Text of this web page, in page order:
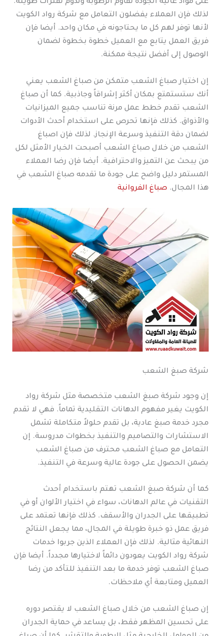
على مواد عالية الجودة تقاوم الرطوبة وتدوم لفترات طويلة.
لذلك فإن العملاء يفضلون التعامل مع شركة رواد الكويت
لأنها توفر لهم كل ما يحتاجونه في مكان واحد. أيضا فإن
فريق العمل يتابع مع العميل خطوة بخطوة لضمان
الوصول إلى أفضل نتيجة ممكنة.
إن اختيار صباغ الشعب متمكن من صباغ الشعب يعني
أنك ستستمتع بمكان أكثر إشراقاً وجاذبية. كما أن صباغ
الشعب تقدم خطط عمل مرنة تناسب جميع الميزانيات
والأذواق. كذلك فإنها تحرص على استخدام أحدث الأدوات
لضمان دقة التنفيذ وسرعة الإنجاز. لذلك فإن اصباغ
الشعب من خلال صباغ الشعب أصبحت الخيار الأمثل لكل
من يبحث عن التميز والاحترافية. أيضا فإن رضا العملاء
المستمر دليل واضح على جودة ما تقدمه صباغ الشعب في
هذا المجال. صباغ الفروانية
شركة صبغ الشعب
إن وجود شركة صبغ الشعب متخصصة مثل شركة رواد
الكويت يغير مفهوم الدهانات التقليدية تماماً. فهي لا تقدم
مجرد خدمة صبغ عادية، بل تقدم حلولاً متكاملة تشمل
الاستشارات والتصاميم والتنفيذ بخطوات مدروسة. إن
التعامل مع صباغ الشعب محترف من صباغ الشعب
يضمن الحصول على جودة عالية وسرعة في التنفيذ.
كما أن شركة صبغ الشعب تهتم باستخدام أحدث
التقنيات في عالم الدهانات، سواء في اختيار الألوان أو في
تطبيقها على الجدران والأسقف. كذلك فإنها تعتمد على
فريق عمل ذو خبرة طويلة في المجال، مما يجعل النتائج
النهائية مثالية. لذلك فإن العملاء الذين جربوا خدمات
شركة رواد الكويت يعودون دائماً لاختيارها مجدداً. أيضا فإن
صباغ الشعب توفر خدمة ما بعد التنفيذ للتأكد من رضا
العميل ومتابعة أي ملاحظات.
إن صباغ الشعب من خلال صباغ الشعب لا يقتصر دوره
على تحسين المظهر فقط، بل يساعد في حماية الجدران